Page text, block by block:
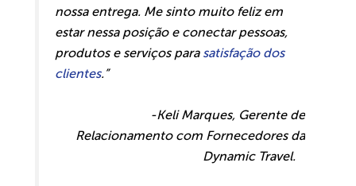
nossa entrega. Me sinto muito feliz em
estar nessa posição e conectar pessoas,
produtos e serviços para satisfação dos
clientes.”
-Keli Marques, Gerente de
Relacionamento com Fornecedores da
Dynamic Travel.